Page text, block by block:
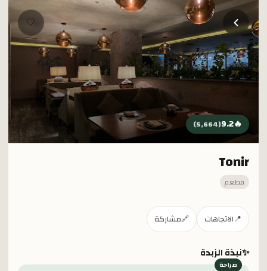
تخطي إلى المحتوى الرئيسي
🤍
🔥
9.2
(
5,664
)
Tonir
مطعم
📍الاتجاهات 🔗مشاركة
✨نبذة الزبدة